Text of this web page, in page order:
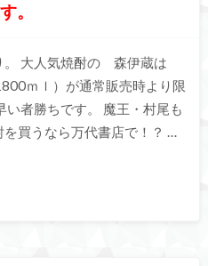
。
。 大人気焼酎の 森伊蔵は
ｍｌ）が通常販売時より限
者勝ちです。 魔王・村尾も
買うなら万代書店で！？ …